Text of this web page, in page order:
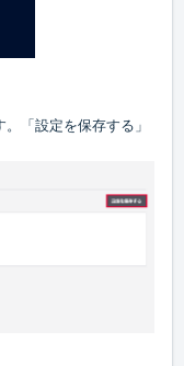
「設定を保存する」